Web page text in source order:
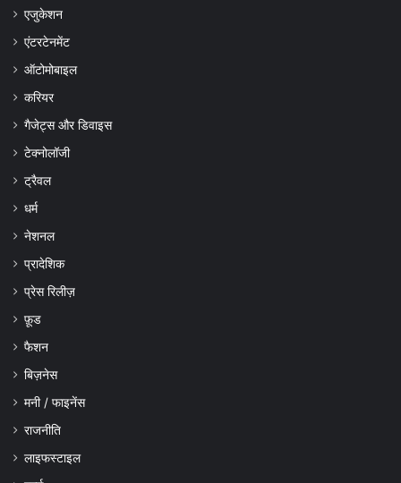
एजुकेशन
एंटरटेनमेंट
ऑटोमोबाइल
करियर
गैजेट्स और डिवाइस
टेक्नोलॉजी
ट्रैवल
धर्म
नेशनल
प्रादेशिक
प्रेस रिलीज़
फ़ूड
फैशन
बिज़नेस
मनी / फाइनेंस
राजनीति
लाइफस्टाइल